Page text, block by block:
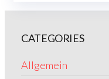
CATEGORIES
Allgemein